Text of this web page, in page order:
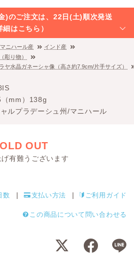
)のご注文は、22日(土)順次発送
はこちら）
ニハール産
インド産
彫り物）
ヤ水晶ガネーシャ像（高さ約7.9cm/片手サイズ）
mm）138g
ルプラデーシュ州/マニハール
OUT
有難うございます
数 支払い方法 ご利用ガイド
この商品について問い合わせる